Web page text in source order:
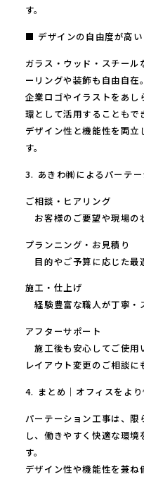
す。
■ デザインの自由度が高い
ガラス・ウッド・スチール
ーリングや装飾も自由自在。
企業ロゴやイラストをあし
環として活用することもで
デザイン性と機能性を両
す。
3. あきわ㈱によるパーテ
ご相談・ヒアリング
お客様のご要望や現場の
プランニング・お見積り
目的やご予算に応じた最
施工・仕上げ
経験豊富な職人が丁寧・
アフターサポート
施工後も安心してご使用
レイアウト変更のご相談に
4. まとめ｜オフィスをよ
パーテーション工事は、限
し、働きやすく快適な環
す。
デザイン性や機能性を兼